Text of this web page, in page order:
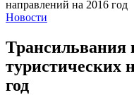
Новости
Трансильвания
туристических
год